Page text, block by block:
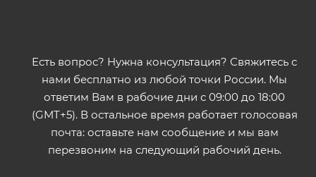
Есть вопрос? Нужна консультация? Свяжитесь с
нами бесплатно из любой точки России. Мы
ответим Вам в рабочие дни с 09:00 до 18:00
(GMT+5). В остальное время работает голосовая
почта: оставьте нам сообщение и мы вам
перезвоним на следующий рабочий день.